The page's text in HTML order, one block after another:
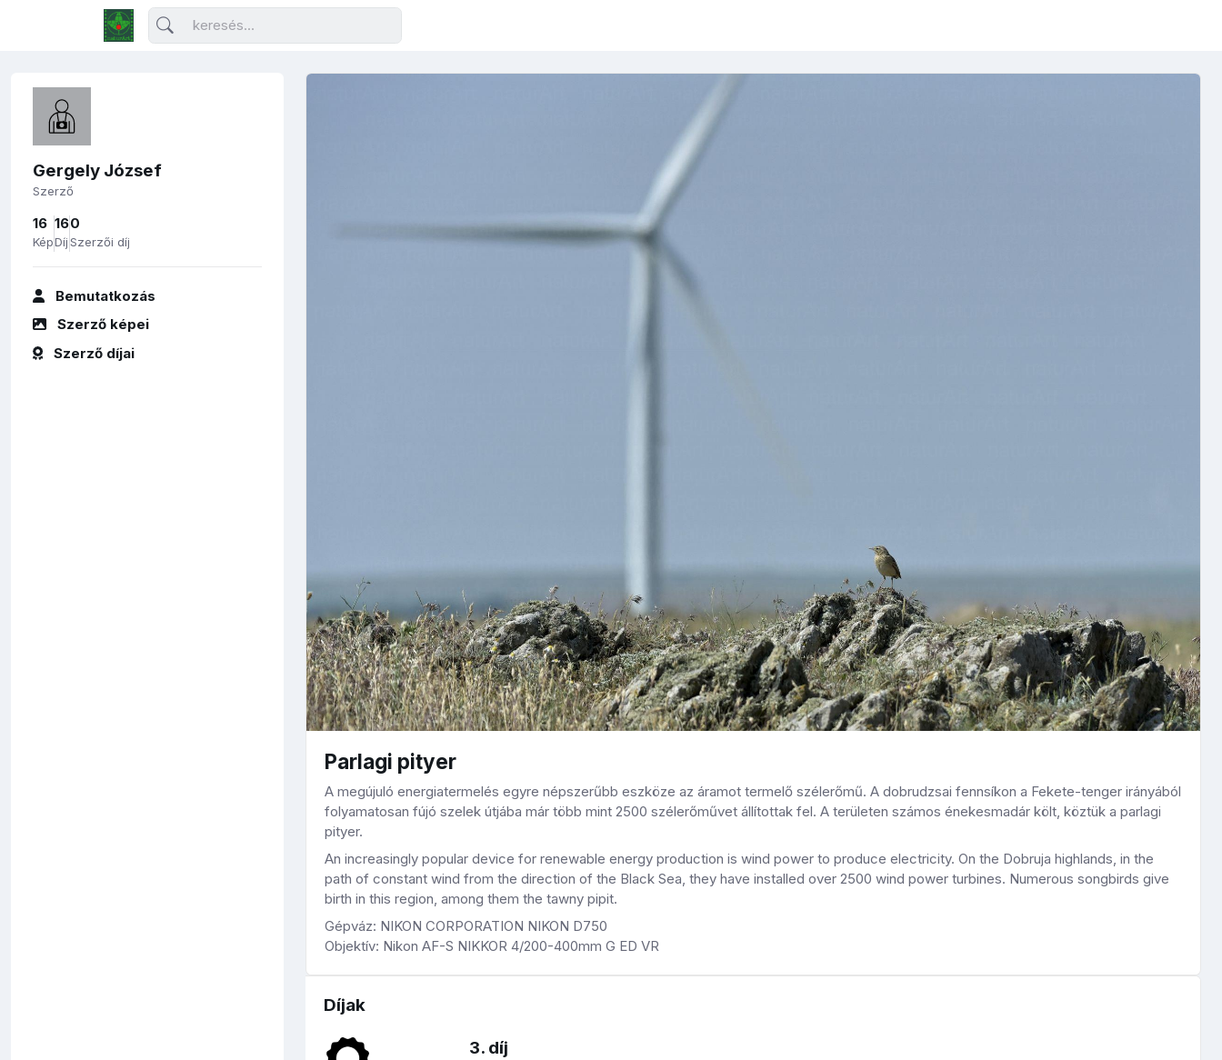
Gergely József
Szerző
16
Kép
16
Díj
0
Szerzői díj
Bemutatkozás
Szerző képei
Szerző díjai
Parlagi pityer
A megújuló energiatermelés egyre népszerűbb eszköze az áramot termelő szélerőmű. A dobrudzsai fennsíkon a Fekete-tenger irányából
folyamatosan fújó szelek útjába már több mint 2500 szélerőművet állítottak fel. A területen számos énekesmadár költ, köztük a parlagi
pityer.
An increasingly popular device for renewable energy production is wind power to produce electricity. On the Dobruja highlands, in the
path of constant wind from the direction of the Black Sea, they have installed over 2500 wind power turbines. Numerous songbirds give
birth in this region, among them the tawny pipit.
Gépváz: NIKON CORPORATION NIKON D750
Objektív: Nikon AF-S NIKKOR 4/200-400mm G ED VR
Díjak
3. díj